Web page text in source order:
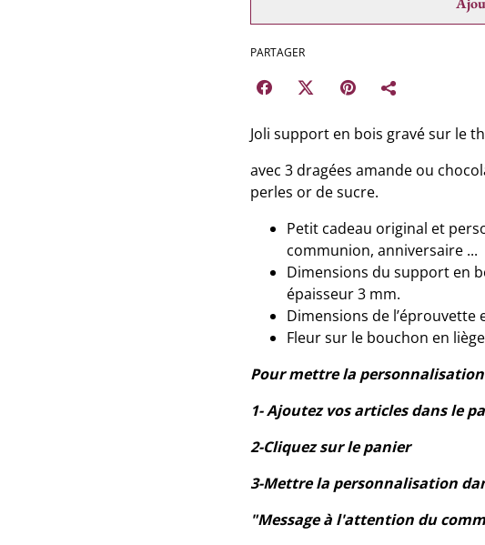
PARTAGER
Joli support en bois gravé sur le
avec 3 dragées amande ou
perles or de sucre.
Petit cadeau original et
communion, anniversaire ...
Dimensions du support en
épaisseur 3 mm.
Dimensions de l’éprouvette
Fleur sur le bouchon en
Pour mettre la personnalisation
1- Ajoutez vos articles dans le
2-Cliquez sur le panier
3-Mettre la personnalisation
"Message à l'attention du